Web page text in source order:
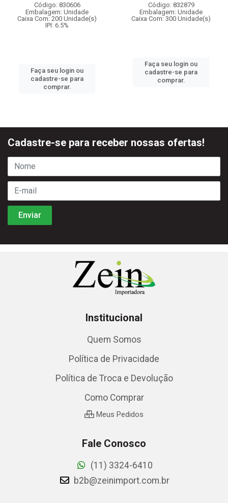
Código: 830606
Embalagem: Unidade
Caixa Com: 200 Unidade(s)
IPI: 6.5%
Faça seu login ou
cadastre-se para
comprar.
Código: 832879
Embalagem: Unidade
Caixa Com: 300 Unidade(s)
Faça seu login ou
cadastre-se para
comprar.
Cadastre-se para receber nossas ofertas!
Institucional
Quem Somos
Política de Privacidade
Política de Troca e Devolução
Como Comprar
Meus Pedidos
Fale Conosco
(11) 3324-6410
b2b@zeinimport.com.br